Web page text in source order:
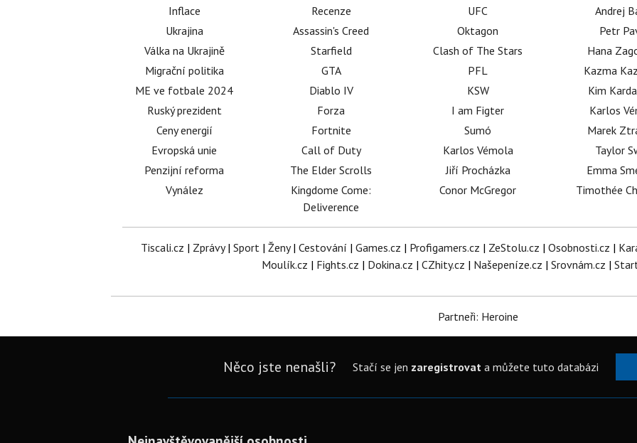
Inflace
Ukrajina
Válka na Ukrajině
Migrační politika
ME ve fotbale 2024
Ruský prezident
Ceny energií
Evropská unie
Penzijní reforma
Vynález
Recenze
Assassin's Creed
Starfield
GTA
Diablo IV
Forza
Fortnite
Call of Duty
The Elder Scrolls
Kingdome Come:
Deliverence
UFC
Oktagon
Clash of The Stars
PFL
KSW
I am Figter
Sumó
Karlos Vémola
Jiří Procházka
Conor McGregor
Andrej
Petr
Hana
Kazma
Kim
Karlos
Marek
Taylor
Emma
Timothée
Tiscali.cz | Zprávy| Sport| Ženy| Cestování | Games.cz | Profigamers.cz | ZeStolu.cz | Osobnosti.cz |
Moulík.cz | Fights.cz | Dokina.cz | CZhity.cz | Našepeníze.cz | Srovnám.cz |
Partneři: Heroine
Něco jste nenašli? Stačí se jen zaregistrovata můžete tuto databázi